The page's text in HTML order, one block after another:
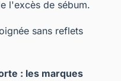
l'excès de sébum.
sans reflets
: les marques